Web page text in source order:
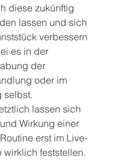
diese zukünftig
lassen und sich
verbessern
es in der
der
oder im
selbst.
lassen sich
Wirkung einer
erst im Live-
wirklich feststellen.